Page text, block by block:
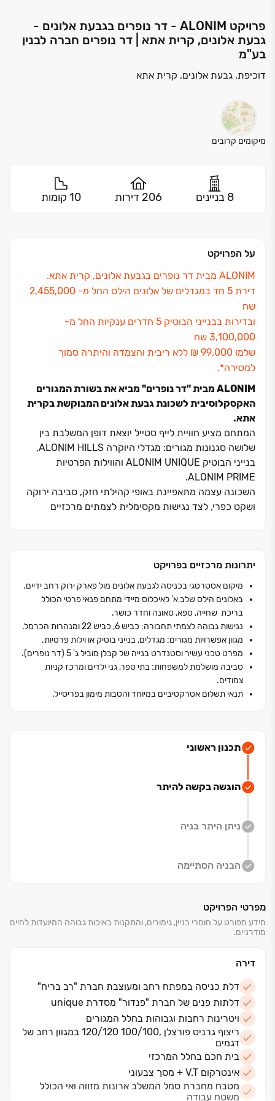
פרויקט ALONIM - דר נופרים בגבעת אלונים -
גבעת אלונים, קרית אתא | דר נופרים חברה לבנין
בע"מ
דוכיפת, גבעת אלונים, קרית אתא
מיקומים קרובים
8 בניינים 206 דירות 10 קומות
על הפרויקט
ALONIM מבית דר נופרים בגבעת אלונים, קרית אתא.
דירת 5 חד במגדלים של אלונים הילס החל מ- 2,455,000
שח
ובדירות בבנייני הבוטיק 5 חדרים ענקיות החל מ-
3,100,000 שח
שלמו ‏99,000 ‏₪ ללא ריבית והצמדה והיתרה סמוך
למסירה*.
ALONIM מבית "דר נופרים" מביא את בשורת המגורים
האקסקלוסיבית לשכונת גבעת אלונים המבוקשת בקרית
אתא.
המתחם מציע חוויית לייף סטייל יוצאת דופן המשלבת בין
שלושה סגנונות מגורים: מגדלי היוקרה ALONIM HILLS,
בנייני הבוטיק ALONIM UNIQUE והווילות הפרטיות
ALONIM PRIME.
השכונה עצמה מתאפיינת באופי קהילתי חזק, סביבה ירוקה
ושקט כפרי, לצד נגישות מקסימלית לצמתים מרכזיים
סאונה, בריכת שחייה, חדר כושר מאובזר וטרקלין עסקים
פנטהאוזים עם מרפסות ענק הצופות לנוף פתוח עד הים.
המיקום האסטרטגי בכניסה לשכונה מבטיח קרבה מיידית
למוסדות חינוך, פארקים ומרכזי מסחר, מה שהופך את
המתחם לבחירה האידיאלית למשפחות המחפשות איכות
חיים ללא פשרות.
יתרונות מרכזיים בפרויקט
מיקום אסטרטגי בכניסה לגבעת אלונים מול פארק ירוק רחב ידיים.
באלונים הילס שלב א' לאיכלוס מיידי מתחם פנאי פרטי הכולל
בריכת שחייה, ספא, סאונה וחדר כושר.
נגישות גבוהה לצמתי תחבורה: כביש ‏6, כביש ‏22 ומנהרות הכרמל.
מגוון אפשרויות מגורים: מגדלים, בנייני בוטיק או וילות פרטיות.
מפרט טכני עשיר וסטנדרט בנייה של קבלן מוביל ג' ‏5 (דר נופרים).
סביבה מושלמת למשפחות: בתי ספר, גני ילדים ומרכז קניות
צמודים.
תנאי תשלום אטרקטיביים במיוחד והטבות מימון בפריסייל.
תכנון ראשוני
הוגשה בקשה להיתר
ניתן היתר בניה
הבניה הסתיימה
מפרטי הפרויקט
מידע מפורט על חומרי בניין, גימורים, והתקנות באיכות גבוהה המיועדות לחיים
מודרניים.
דירה
דלת כניסה במפתח רחב ומעוצבת חברת "רב בריח"
דלתות פנים של חברת "פנדור" מסדרת unique
ויטרינות רחבות וגבוהות בחלל המגורים
ריצוף גרניט פורצלן ,100/100 120/120 במגוון רחב של
דגמים
בית חכם בחלל המרכזי
אינטרקום V.T + מסך צבעוני
מטבח מחברת סמל המשלב ארונות מזווה ואי הכולל
משטח עבודה